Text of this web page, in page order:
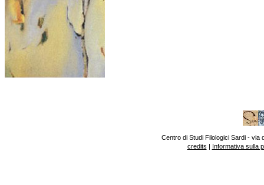
Centro di Studi Filologici Sardi - via
credits | Informativa sulla